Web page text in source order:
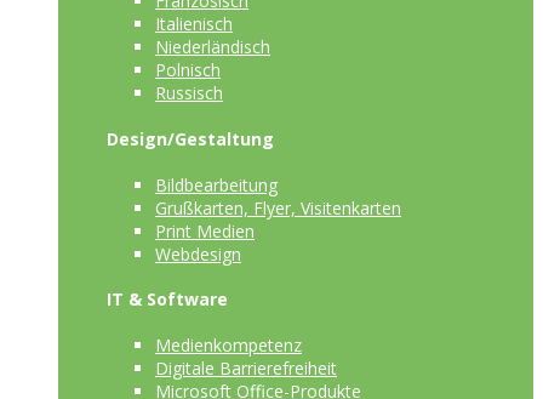
Italienisch
Niederländisch
Polnisch
Russisch
Design/Gestaltung
Bildbearbeitung
Grußkarten, Flyer, Visitenkarten
Print Medien
Webdesign
IT & Software
Medienkompetenz
Digitale Barrierefreiheit
Microsoft Office-Produkte